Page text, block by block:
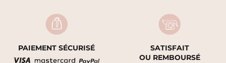
PAIEMENT SÉCURISÉ
SATISFAIT
OU REMBOURSÉ